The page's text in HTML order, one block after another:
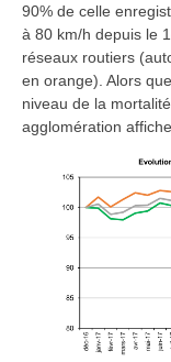
90% de celle
à 80 km/h depuis le
réseaux routiers
en orange). Alors
niveau de la
agglomération